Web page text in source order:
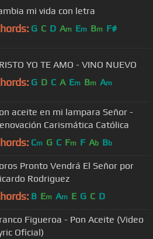
mi vida con letra
G C D Am Em Bm F#
YO TE AMO - VINO NUEVO
G D C A Em Bm Am
aceite en mi lampara Señor -
Carismática Católica
Cm G C Fm F Ab Bb
Pronto Vendrá El Señor por
Rodriguez
B Em Am E G C D
Figueroa - Pon Aceite (Video
Oficial)